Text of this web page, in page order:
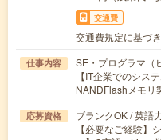
交通費
交通費規定に基づ
仕事内容
SE・プログラマ（
【IT企業でのシス
NANDFlashメモリ
応募資格
ブランクOK / 英語
【必要なご経験】